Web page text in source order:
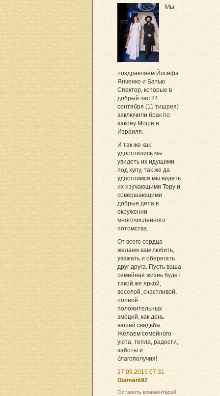
Мы
поздравляем Йосефа
Янченко и Батью
Спектор, которые в
добрый час 24
сентября (11 тишрея)
заключили брак по
закону Моше и
Израиля.
И так же как
удостоились мы
увидеть их идущими
под хупу, так же да
удостоимся мы видеть
их изучающими Тору и
совершающими
добрые дела в
окружении
многочисленного
потомства.
От всего сердца
желаем вам любить,
уважать и оберегать
друг друга. Пусть ваша
семейная жизнь будет
такой же яркой,
веселой, счастливой,
полной
положительных
эмоций, как день
вашей свадьбы.
Желаем семейного
уюта, тепла, радости,
заботы и
благополучия!
27.09.2015 07:31
Diamant92
Оставить комментарий